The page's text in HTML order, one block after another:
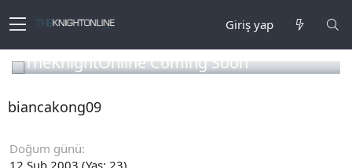
Giriş yap
TheKnightOnline Coming Soon
biancakong09
Doğum günü
12 Şub 2003 (Yaş: 23)